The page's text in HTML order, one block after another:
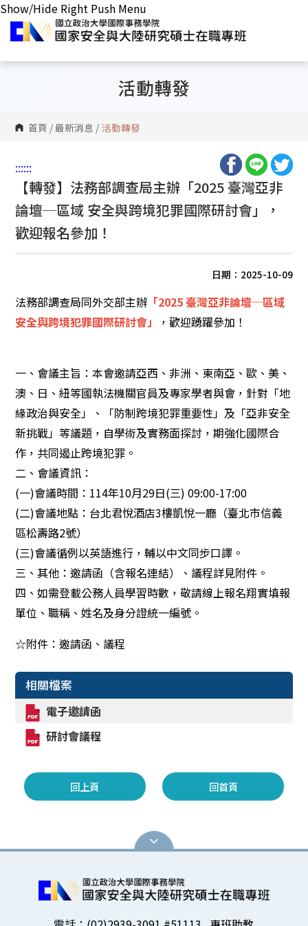
Show/Hide Right Push Menu
活動轉發
首頁 /最新消息 / 活動轉發
::::::
【轉發】法務部調查局主辦「2025 臺灣亞非
論壇─區域 安全與跨境犯罪國際研討會」，
歡迎報名參加！
日期：2025-10-09
法務部調查局同外交部主辦 「2025 臺灣亞非論壇─區域
安全與跨境犯罪國際研討會」
，歡迎踴躍參加！
一、會議主旨：本會邀請亞西、非洲、東南亞、歐、美、
澳、日、紐等國執法機關官員及專家學者與會，針對「地
緣政治與安全」、「防制跨境犯罪重要性」及「亞非安全
新挑戰」等議題，自學術及實務面探討，期強化國際合
作，共同遏止跨境犯罪。
二、會議資訊：
(一)會議時間：114年10月29日(三) 09:00-17:00
(二)會議地點：台北君悅酒店3樓凱悅一廳（臺北市信義
區松壽路2號）
(三)會議循例以英語進行，輔以中文同步口譯。
三、其他：邀請函（含報名連結）、議程詳見附件。
四、如需登載公務人員學習時數，敬請線上報名翔實填報
單位、職稱、姓名及身分證統一編號。
☆附件：邀請函、議程
相關檔案
電子邀請函
研討會議程
回上頁 回首頁